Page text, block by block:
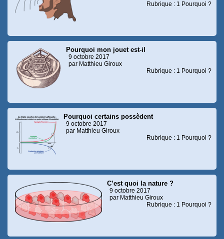
Rubrique : 1 Pourquoi ?
Pourquoi mon jouet est-il
9 octobre 2017
par Matthieu Giroux
Rubrique : 1 Pourquoi ?
Pourquoi certains possèdent
9 octobre 2017
par Matthieu Giroux
Rubrique : 1 Pourquoi ?
C’est quoi la nature ?
9 octobre 2017
par Matthieu Giroux
Rubrique : 1 Pourquoi ?